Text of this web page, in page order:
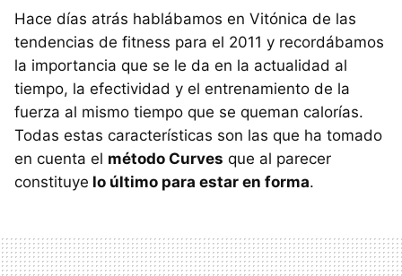
Hace días atrás hablábamos en Vitónica de las
tendencias de fitness para el 2011 y recordábamos
la importancia que se le da en la actualidad al
tiempo, la efectividad y el entrenamiento de la
fuerza al mismo tiempo que se queman calorías.
Todas estas características son las que ha tomado
en cuenta el método Curves que al parecer
constituye lo último para estar en forma.